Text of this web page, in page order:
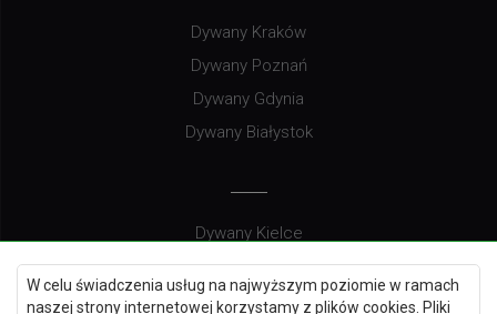
W celu świadczenia usług na najwyższym poziomie w ramach
naszej strony internetowej korzystamy z plików cookies. Pliki
Dywany Kraków
Dywany Poznań
Dywany Gdynia
Dywany Białystok
Dywany Kielce
Dywany Gdańsk
Dywany Toruń